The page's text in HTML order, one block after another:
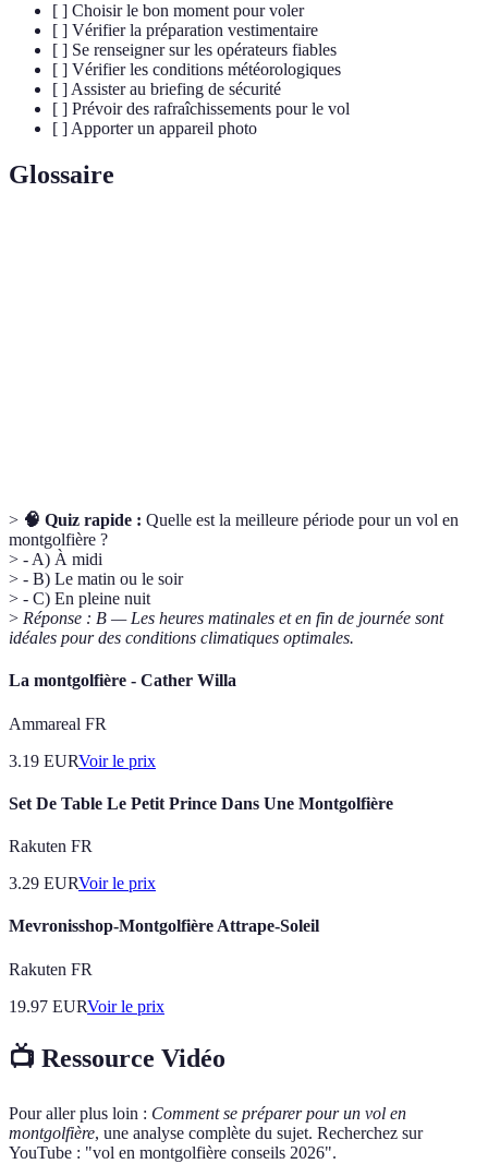
[ ] Choisir le bon moment pour voler
[ ] Vérifier la préparation vestimentaire
[ ] Se renseigner sur les opérateurs fiables
[ ] Vérifier les conditions météorologiques
[ ] Assister au briefing de sécurité
[ ] Prévoir des rafraîchissements pour le vol
[ ] Apporter un appareil photo
Glossaire
> 🧠 Quiz rapide : Quelle est la meilleure période pour un vol en
montgolfière ?
> - A) À midi
> - B) Le matin ou le soir
> - C) En pleine nuit
> Réponse : B — Les heures matinales et en fin de journée sont
idéales pour des conditions climatiques optimales.
La montgolfière - Cather Willa
Ammareal FR
3.19 EURVoir le prix
Set De Table Le Petit Prince Dans Une Montgolfière
Rakuten FR
3.29 EURVoir le prix
Mevronisshop-Montgolfière Attrape-Soleil
Rakuten FR
19.97 EURVoir le prix
📺 Ressource Vidéo
Pour aller plus loin : Comment se préparer pour un vol en
montgolfière, une analyse complète du sujet. Recherchez sur
YouTube : "vol en montgolfière conseils 2026".